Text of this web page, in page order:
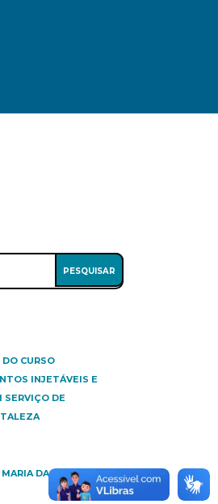
CURSO
INJETÁVEIS E
SERVIÇO DE
DA PENHA